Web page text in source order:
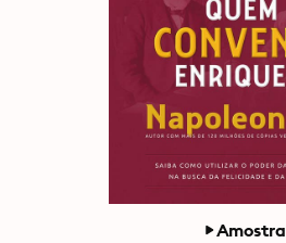
Amostra